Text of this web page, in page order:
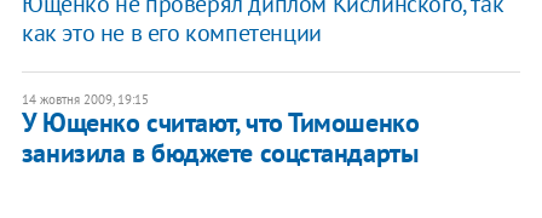
как это не в его компетенции
14 жовтня 2009, 19:15
У Ющенко считают, что Тимошенко
занизила в бюджете соцстандарты